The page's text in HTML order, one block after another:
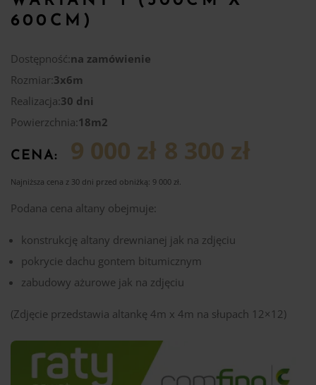
600CM)
Dostępność:na zamówienie
Rozmiar:3x6m
Realizacja:30 dni
Powierzchnia:18m2
CENA: 9 000 zł 8 300 zł
Najniższa cena z 30 dni przed obniżką: 9 000 zł.
Podana cena altany obejmuje:
konstrukcję altany drewnianej jak na zdjęciu
pokrycie dachu gontem bitumicznym
zabudowy ażurowe jak na zdjęciu
(Zdjęcie przedstawia altankę 4m x 4m na słupach 12×12)